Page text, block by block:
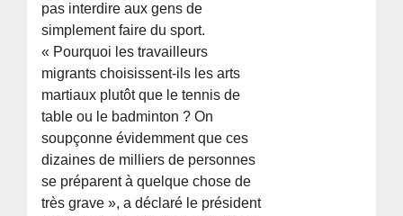
pas interdire aux gens de
simplement faire du sport.
« Pourquoi les travailleurs
migrants choisissent-ils les arts
martiaux plutôt que le tennis de
table ou le badminton ? On
soupçonne évidemment que ces
dizaines de milliers de personnes
se préparent à quelque chose de
très grave », a déclaré le président